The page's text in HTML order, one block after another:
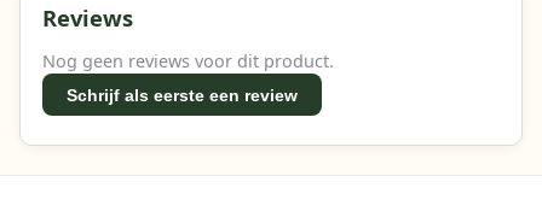
Reviews
Nog geen reviews voor dit product.
Schrijf als eerste een review